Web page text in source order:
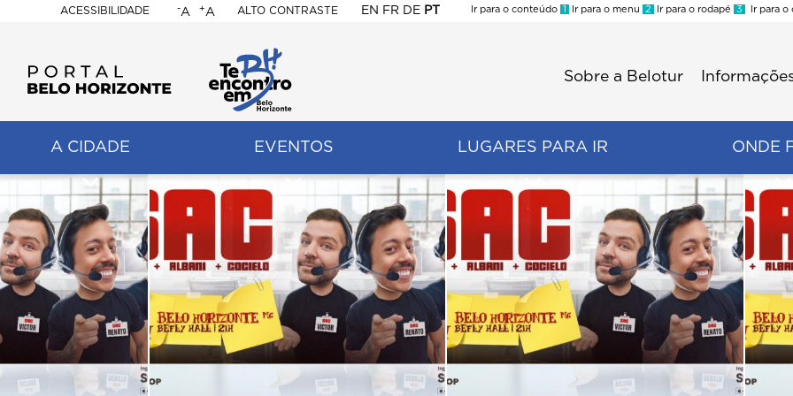
ACESSIBILIDADE
BELO
HORIZONTE
-A +A ALTO CONTRASTE EN FR DE PT
Ir para o conteúdo 1 Ir para o menu 2 Ir para o rodapé 3 Ir para o
Sobre a Belotur
A CIDADE EVENTOS LUGARES PARA IR ONDE